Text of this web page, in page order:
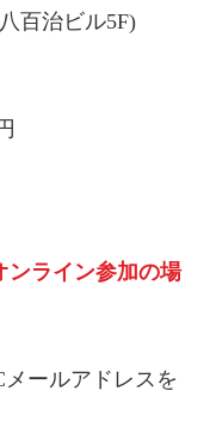
百治ビル5F)
ンライン参加の場
ールアドレスを